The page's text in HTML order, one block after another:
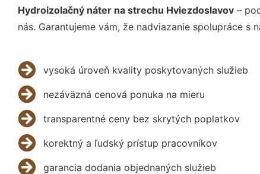
Hydroizolačný náter na strechu Hviezdoslavov –
nás. Garantujeme vám, že nadviazanie spolupráce s
vysoká úroveň kvality poskytovaných služieb
nezáväzná cenová ponuka na mieru
transparentné ceny bez skrytých poplatkov
korektný a ľudský prístup pracovníkov
garancia dodania objednaných služieb